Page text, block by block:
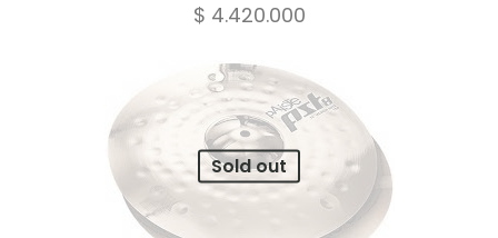
$ 4.420.000
Sold out